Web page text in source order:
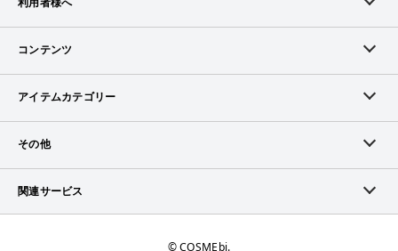
メンバーログイン
メンバー会員について
アイテム掲載リクエスト
コンテンツ
ランキング
ブランドから探す
ピックアップ特集
アイテムカテゴリー
スキンケア
その他
お問い合わせ（ブランド様）
関連サービス
©︎ COSMEbi.